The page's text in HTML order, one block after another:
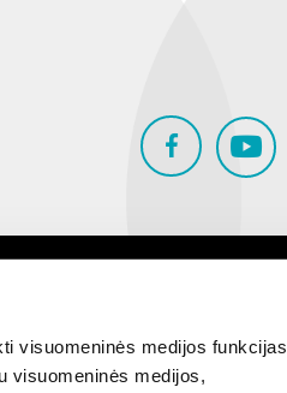
visuomeninės medijos funkcijas
visuomeninės medijos,